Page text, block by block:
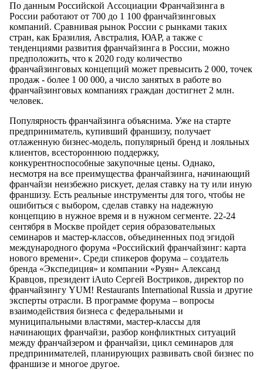
По данным Российской Ассоциации Франчайзинга в
России работают от 700 до 1 100 франчайзинговых
компаний. Сравнивая рынок России с рынками таких
стран, как Бразилия, Австралия, ЮАР, а также с
тенденциями развития франчайзинга в России, можно
предположить, что к 2020 году количество
франчайзинговых концепций может превысить 2 000, точек
продаж - более 1 00 000, а число занятых в работе во
франчайзинговых компаниях граждан достигнет 2 млн.
человек.
Популярность франчайзинга объяснима. Уже на старте
предприниматель, купивший франшизу, получает
отлаженную бизнес-модель, популярный бренд и лояльных
клиентов, всестороннюю поддержку,
конкурентноспособные закупочные цены. Однако,
несмотря на все преимущества франчайзинга, начинающий
франчайзи неизбежно рискует, делая ставку на ту или иную
франшизу. Есть реальные инструменты для того, чтобы не
ошибиться с выбором, сделав ставку на надежную
концепцию в нужное время и в нужном сегменте. 22-24
сентября в Москве пройдет серия образовательных
семинаров и мастер-классов, объединенных под эгидой
международного форума «Российский франчайзинг: карта
нового времени». Среди спикеров форума – создатель
бренда «Экспедиция» и компании «Руян» Александ
Кравцов, президент iAuto Сергей Востриков, директор по
франчайзингу YUM! Restaurants International Russia и другие
эксперты отрасли. В программе форума – вопросы
взаимодействия бизнеса с федеральными и
муниципальными властями, мастер-классы для
начинающих франчайзи, разбор конфликтных ситуаций
между франчайзером и франчайзи, цикл семинаров для
предпринимателей, планирующих развивать свой бизнес по
франшизе и многое другое.